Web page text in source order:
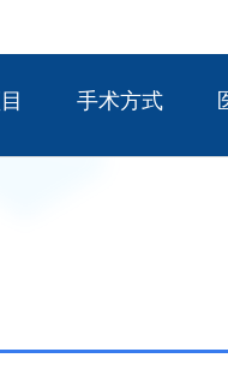
手术方式